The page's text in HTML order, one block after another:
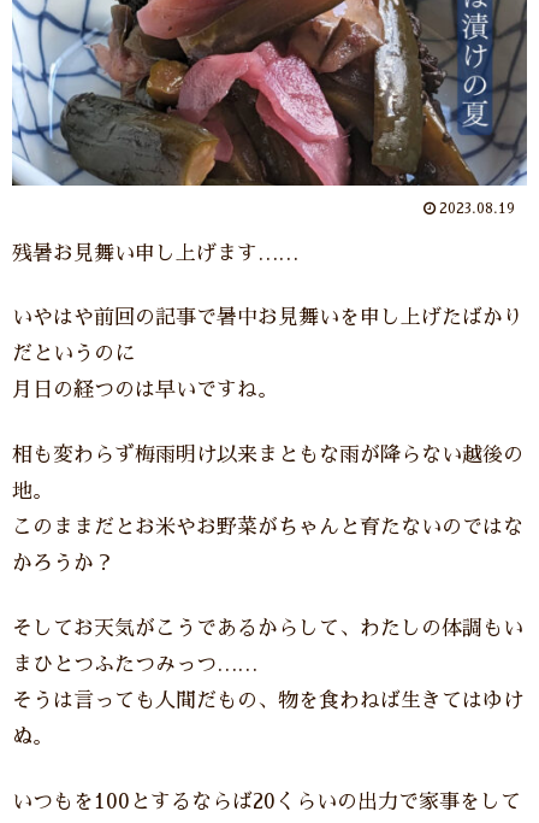
2023.08.19
残暑お見舞い申し上げます……
いやはや前回の記事で暑中お見舞いを申し上げたばかり
だというのに
月日の経つのは早いですね。
相も変わらず梅雨明け以来まともな雨が降らない越後の
地。
このままだとお米やお野菜がちゃんと育たないのではな
かろうか？
そしてお天気がこうであるからして、わたしの体調もい
まひとつふたつみっつ……
そうは言っても人間だもの、物を食わねば生きてはゆけ
ぬ。
いつもを100とするならば20くらいの出力で家事をして